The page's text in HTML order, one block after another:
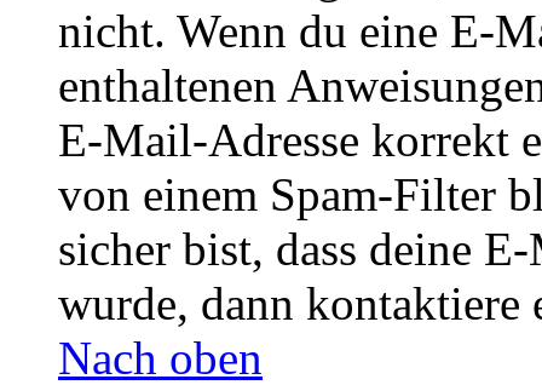
nicht. Wenn du eine E-
enthaltenen
E-Mail-Adresse korrekt
von einem Spam-Filter
sicher bist, dass deine
wurde, dann kontaktiere
Nach oben